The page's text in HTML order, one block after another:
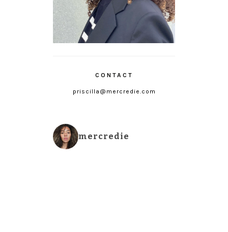
CONTACT
priscilla@mercredie.com
mercredie